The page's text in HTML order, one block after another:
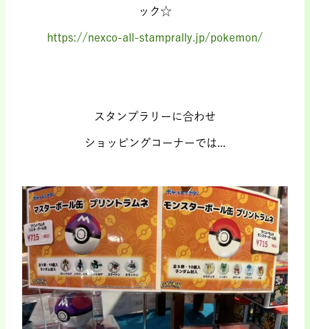
ック☆
https://nexco-all-stamprally.jp/pokemon/
スタンプラリーに合わせ
ショッピングコーナーでは...